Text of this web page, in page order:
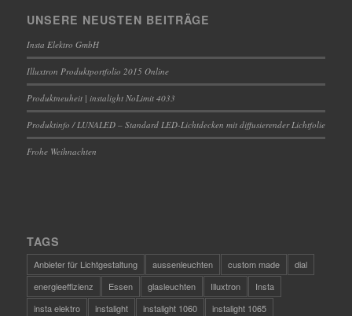
UNSERE NEUSTEN BEITRÄGE
Insta Elektro GmbH
Illuxtron Produktportfolio 2015 Online
Produktneuheit | instalight NoLimit 4033
Produktinfo / LUNALED – Standard LED-Lichtdecken mit diffusierender Lichtfolie
Frohe Weihnachten
TAGS
Anbieter für Lichtgestaltung aussenleuchten custom made
dial
energieeffizienz
Essen glasleuchten Illuxtron
Insta
insta elektro
instalight instalight 1060
instalight 1065